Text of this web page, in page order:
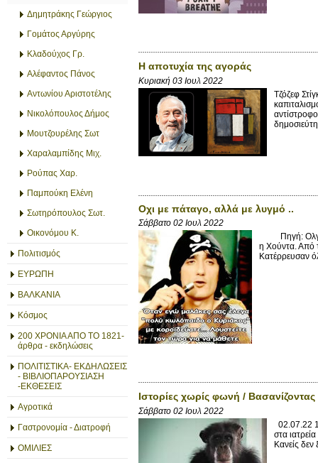
Δημητράκης Γεώργιος
Γομάτος Αργύρης
Κλαδούχος Γρ.
Αλέφαντος Πάνος
Αντωνίου Αριστοτέλης
Νικολόπουλος Δήμος
Μουτζουρέλης Σωτ
Χαραλαμπίδης Μιχ.
Ρούπας Χαρ.
Παμπούκη Ελένη
Σωτηρόπουλος Σωτ.
Οικονόμου Κ.
Πολιτισμός
ΕΥΡΩΠΗ
ΒΑΛΚΑΝΙΑ
Κόσμος
200 ΧΡΟΝΙΑ ΑΠΟ ΤΟ 1821-
άρθρα - εκδηλώσεις
ΠΟΛΙΤΙΣΤΙΚΑ- ΕΚΔΗΛΩΣΕΙΣ
- ΒΙΒΛΙΟΠΑΡΟΥΣΙΑΣΗ
-ΕΚΘΕΣΕΙΣ
Αγροτικά
Γαστρονομία - Διατροφή
ΟΜΙΛΙΕΣ
Η αποτυχία της αγοράς
Κυριακή 03 Ιουλ 2022
Τζόζεφ
Οχι με πάταγο, αλλά με λυγμό ..
Σάββατο 02 Ιουλ 2022
Πηγή: Ολγα
η Χούντα. Από
Κατέρρευσαν
Ιστορίες χωρίς φωνή /
Σάββατο 02 Ιουλ 2022
02.07.22
στα
Κανείς δεν